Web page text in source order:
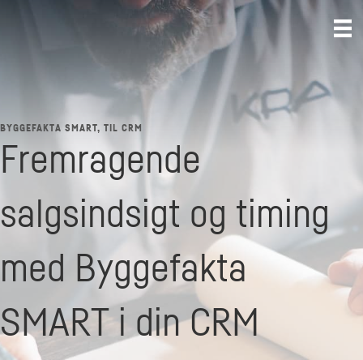
BYGGEFAKTA SMART, TIL CRM
Fremragende
salgsindsigt og timing
med Byggefakta
SMART i din CRM